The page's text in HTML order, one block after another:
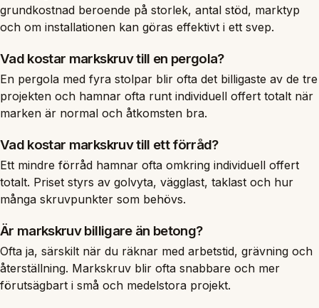
grundkostnad beroende på storlek, antal stöd, marktyp
och om installationen kan göras effektivt i ett svep.
Vad kostar markskruv till en pergola?
En pergola med fyra stolpar blir ofta det billigaste av de tre
projekten och hamnar ofta runt individuell offert totalt när
marken är normal och åtkomsten bra.
Vad kostar markskruv till ett förråd?
Ett mindre förråd hamnar ofta omkring individuell offert
totalt. Priset styrs av golvyta, vägglast, taklast och hur
många skruvpunkter som behövs.
Är markskruv billigare än betong?
Ofta ja, särskilt när du räknar med arbetstid, grävning och
återställning. Markskruv blir ofta snabbare och mer
förutsägbart i små och medelstora projekt.